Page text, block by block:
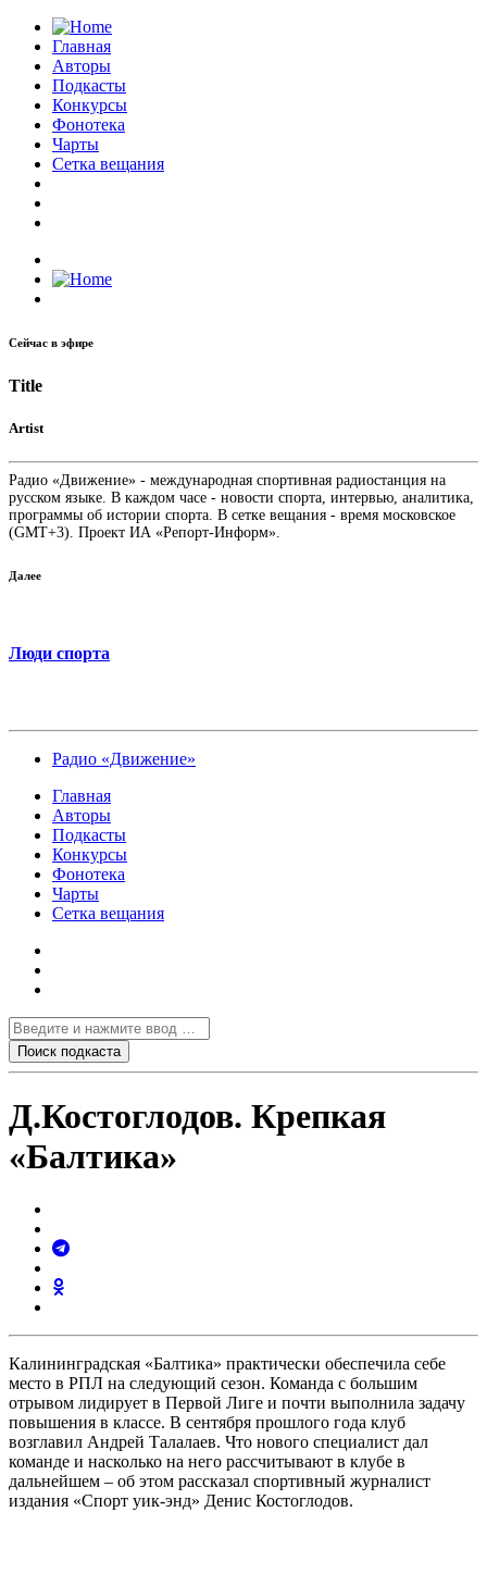
Главная
Авторы
Подкасты
Конкурсы
Фонотека
Чарты
Сетка вещания
Сейчас в эфире
Title
Artist
Радио «Движение» - международная спортивная радиостанция на
русском языке. В каждом часе - новости спорта, интервью, аналитика,
программы об истории спорта. В сетке вещания - время московское
(GMT+3). Проект ИА «Репорт-Информ».
Далее
Люди спорта
Радио «Движение»
Главная
Авторы
Подкасты
Конкурсы
Фонотека
Чарты
Сетка вещания
Д.Костоглодов. Крепкая
«Балтика»
Калининградская «Балтика» практически обеспечила себе
место в РПЛ на следующий сезон. Команда с большим
отрывом лидирует в Первой Лиге и почти выполнила задачу
повышения в классе. В сентября прошлого года клуб
возглавил Андрей Талалаев. Что нового специалист дал
команде и насколько на него рассчитывают в клубе в
дальнейшем – об этом рассказал спортивный журналист
издания «Спорт уик-энд» Денис Костоглодов.